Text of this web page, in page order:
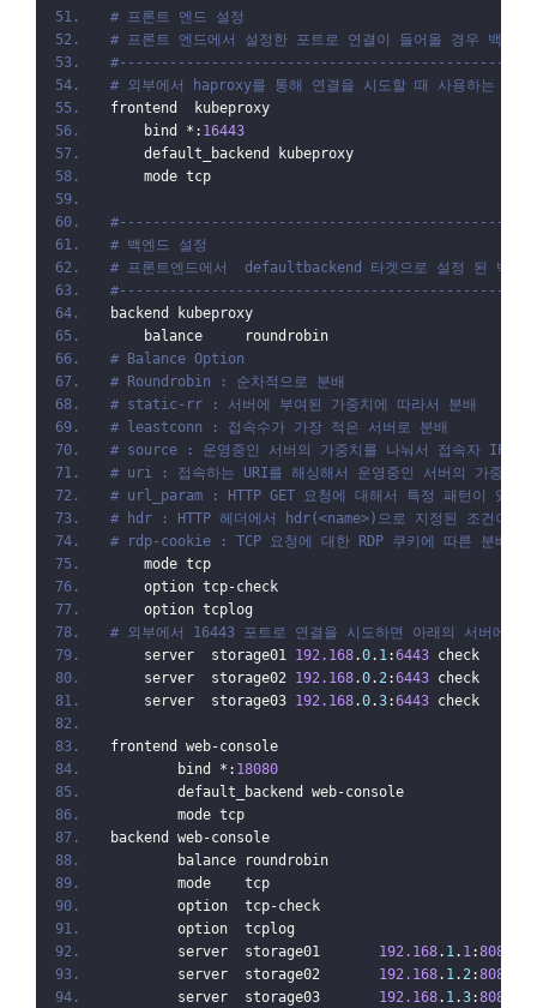
# 프론트 엔드 설정
# 프론트 엔드에서 설정한 포트로 연결이 들어올 경우 백엔드
# 외부에서 haproxy를 통해 연결을 시도할 때 사용하는 포트
frontend  kubeproxy
    bind *:
16443
    default_backend kubeproxy
    mode tcp
# 백엔드 설정
# 프론트엔드에서  defaultbackend 타겟으로 설정 된 백엔
backend kubeproxy
    balance     roundrobin
# Balance Option
# Roundrobin : 순차적으로 분배
# static-rr : 서버에 부여된 가중치에 따라서 분배
# leastconn : 접속수가 가장 적은 서버로 분배
# source : 운영중인 서버의 가중치를 나눠서 접속자 IP 해
# uri : 접속하는 URI를 해싱해서 운영중인 서버의 가중치
# url_param : HTTP GET 요청에 대해서 특정 패턴이 있
# hdr : HTTP 헤더에서 hdr(<name>)으로 지정된 조건이
# rdp-cookie : TCP 요청에 대한 RDP 쿠키에 따른 분배
    mode tcp
    option tcp-check
    option tcplog
# 외부에서 16443 포트로 연결을 시도하면 아래의 서버에 순
    server  storage01
192.168.0. 1:6443 check
    server  storage02
192.168.0. 2:6443 check
    server  storage03
192.168.0.3:6443 check
frontend web-console
        bind *:
18080
        default_backend web-console
        mode tcp
backend web-console
        balance roundrobin
        mode    tcp
        option  tcp-check
        option  tcplog
        server  storage01
192.168. 1. 1:8080
        server  storage02
192.168. 1. 2:8080
        server  storage03
192.168. 1.3:8080